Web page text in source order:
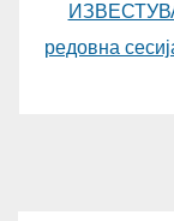
редовна